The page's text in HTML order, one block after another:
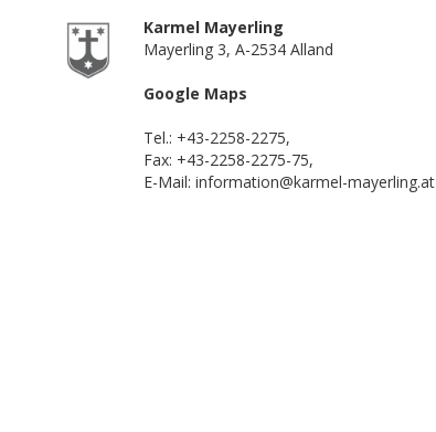
Karmel Mayerling
Mayerling 3, A-2534 Alland
Google Maps
Tel.: +43-2258-2275,
Fax: +43-2258-2275-75,
E-Mail: information@karmel-mayerling.at